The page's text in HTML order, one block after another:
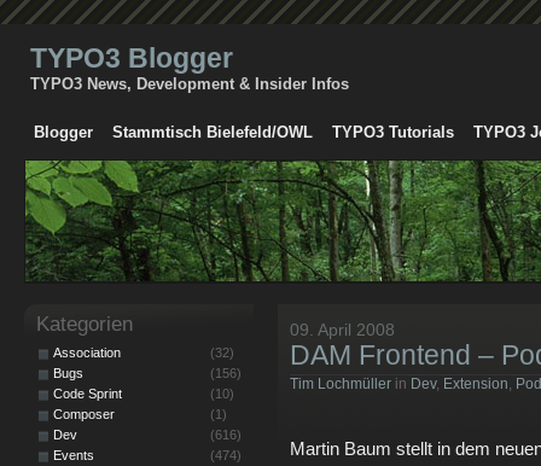
TYPO3 Blogger
TYPO3 News, Development & Insider Infos
Blogger Stammtisch Bielefeld/OWL TYPO3 Tutorials TYPO3
09. April 2008
DAM Frontend –
Tim Lochmüller in Dev, Extension,
Martin Baum stellt in dem
Kategorien
Association
(32)
Bugs
(156)
Code Sprint
(10)
Composer
(1)
Dev
(616)
Events
(474)